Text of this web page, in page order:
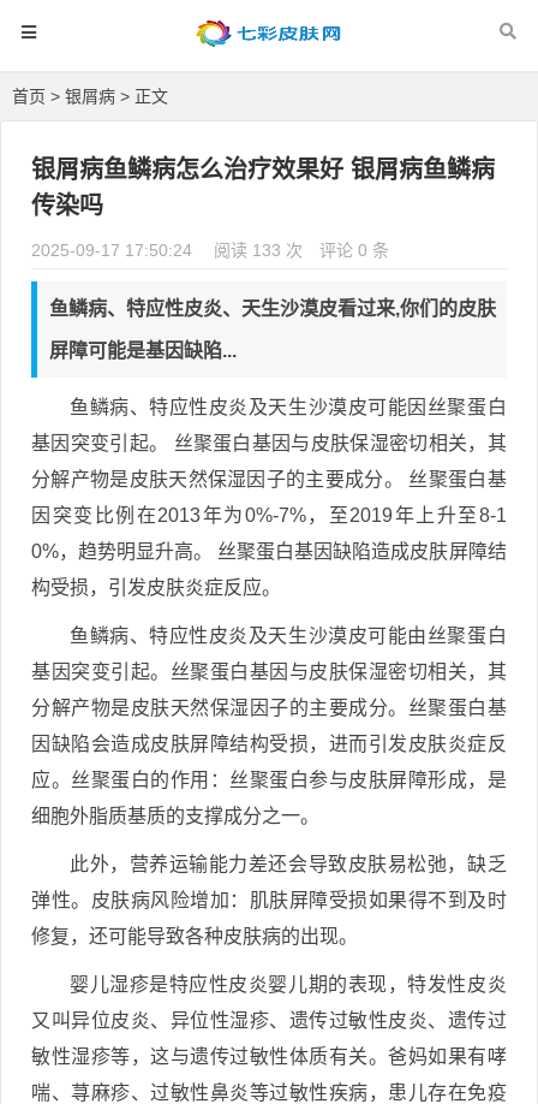
首页 > 银屑病 > 正文
银屑病鱼鳞病怎么治疗效果好 银屑病鱼鳞病
传染吗
2025-09-17 17:50:24 阅读 133 次 评论 0 条
鱼鳞病、特应性皮炎、天生沙漠皮看过来,你们的皮肤
屏障可能是基因缺陷...
鱼鳞病、特应性皮炎及天生沙漠皮可能因丝聚蛋白
基因突变引起。 丝聚蛋白基因与皮肤保湿密切相关，其
分解产物是皮肤天然保湿因子的主要成分。 丝聚蛋白基
因突变比例在2013年为0%-7%，至2019年上升至8-1
0%，趋势明显升高。 丝聚蛋白基因缺陷造成皮肤屏障结
构受损，引发皮肤炎症反应。
鱼鳞病、特应性皮炎及天生沙漠皮可能由丝聚蛋白
基因突变引起。丝聚蛋白基因与皮肤保湿密切相关，其
分解产物是皮肤天然保湿因子的主要成分。丝聚蛋白基
因缺陷会造成皮肤屏障结构受损，进而引发皮肤炎症反
应。丝聚蛋白的作用：丝聚蛋白参与皮肤屏障形成，是
细胞外脂质基质的支撑成分之一。
此外，营养运输能力差还会导致皮肤易松弛，缺乏
弹性。皮肤病风险增加：肌肤屏障受损如果得不到及时
修复，还可能导致各种皮肤病的出现。
婴儿湿疹是特应性皮炎婴儿期的表现，特发性皮炎
又叫异位皮炎、异位性湿疹、遗传过敏性皮炎、遗传过
敏性湿疹等，这与遗传过敏性体质有关。爸妈如果有哮
喘、荨麻疹、过敏性鼻炎等过敏性疾病，患儿存在免疫